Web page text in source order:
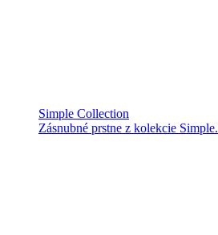
Simple Collection
Zásnubné prstne z kolekcie Simple.